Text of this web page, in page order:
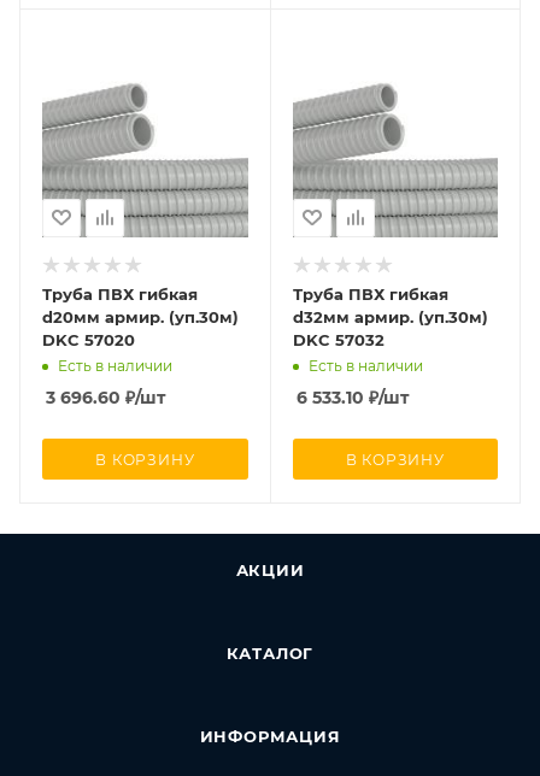
Труба ПВХ гибкая
d20мм армир. (уп.30м)
DKC 57020
Есть в наличии
3 696.60 ₽/шт
В КОРЗИНУ
Труба ПВХ гибкая
d32мм армир. (уп.30м)
DKC 57032
Есть в наличии
6 533.10 ₽/шт
В КОРЗИНУ
АКЦИИ
КАТАЛОГ
ИНФОРМАЦИЯ